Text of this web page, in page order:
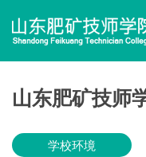
山东肥矿技师
学校环境